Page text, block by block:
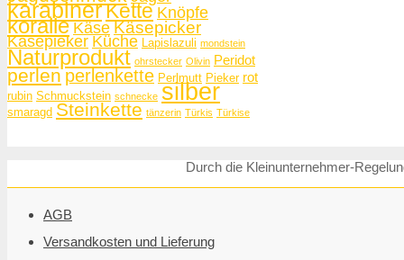
karabinerKette Knöpfe
koralle Käse Käsepicker
Käsepieker Küche Lapislazuli mondstein
Naturprodukt ohrstecker Olivin Peridot
perlen perlenkette Perlmutt Pieker rot
rubin Schmuckstein schnecke silber
smaragd Steinkette tänzerin Türkis Türkise
Durch die Kleinunternehmer-
AGB
Versandkosten und Lieferung